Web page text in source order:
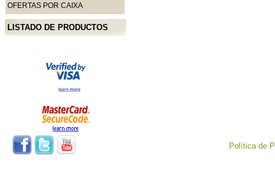
OFERTAS POR CAIXA
LISTADO DE PRODUCTOS
Política de